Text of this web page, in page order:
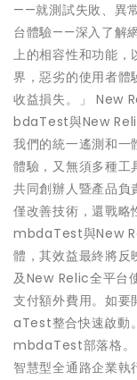
——就測試失敗、異
台體驗——深入了解
上的相容性和功能，
界，惡劣的使用者體
收益損失。」 New
bdaTest與New
我們的統一遙測和一
體驗，又無須多種
共同創辦人暨產品
僅改善技術，還戰略
mbdaTest與New
體，其效益最終將
及New Relic全平台
支付額外費用。如
aTest整合快速啟動
mbdaTest部落格
智慧型全通路企業